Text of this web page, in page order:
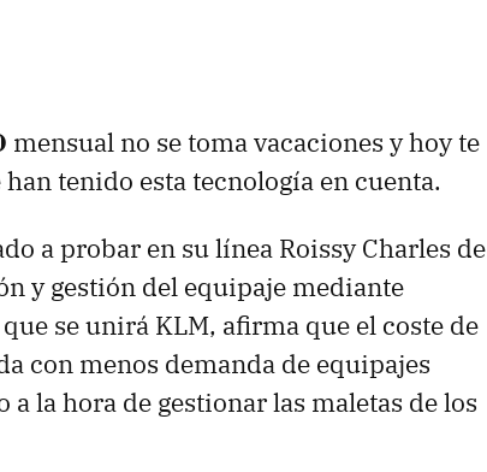
mensual no se toma vacaciones y hoy te
tenido esta tecnología en cuenta.
a probar en su línea Roissy Charles de
y gestión del equipaje mediante
se unirá KLM, afirma que el coste de
con menos demanda de equipajes
la hora de gestionar las maletas de los